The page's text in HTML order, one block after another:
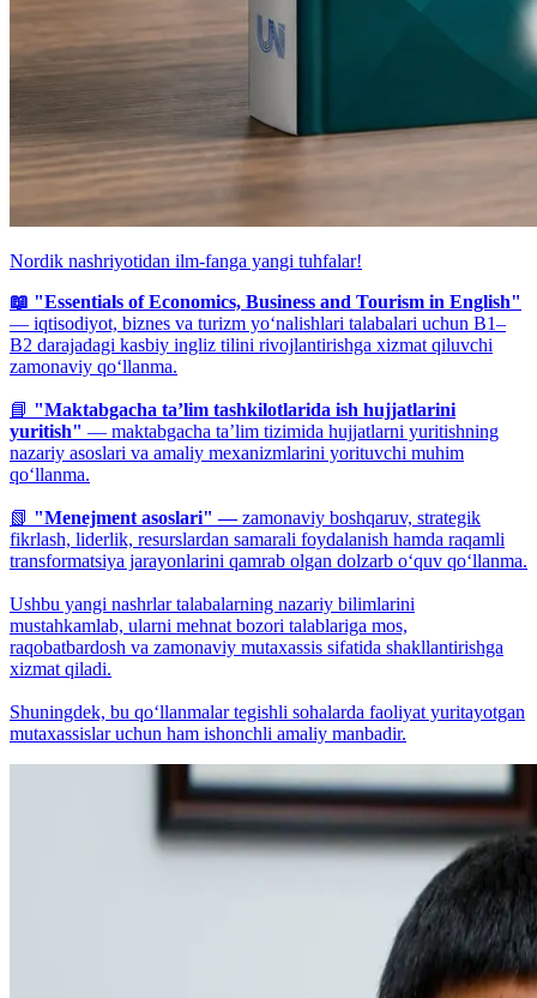
Nordik nashriyotidan ilm-fanga yangi tuhfalar!
📖 "Essentials of Economics, Business and Tourism in English"
— iqtisodiyot, biznes va turizm yo‘nalishlari talabalari uchun B1–
B2 darajadagi kasbiy ingliz tilini rivojlantirishga xizmat qiluvchi
zamonaviy qo‘llanma.
📘 "Maktabgacha ta’lim tashkilotlarida ish hujjatlarini
yuritish" — maktabgacha ta’lim tizimida hujjatlarni yuritishning
nazariy asoslari va amaliy mexanizmlarini yorituvchi muhim
qo‘llanma.
📗 "Menejment asoslari" —zamonaviy boshqaruv, strategik
fikrlash, liderlik, resurslardan samarali foydalanish hamda raqamli
transformatsiya jarayonlarini qamrab olgan dolzarb o‘quv qo‘llanma.
Ushbu yangi nashrlar talabalarning nazariy bilimlarini
mustahkamlab, ularni mehnat bozori talablariga mos,
raqobatbardosh va zamonaviy mutaxassis sifatida shakllantirishga
xizmat qiladi.
Shuningdek, bu qo‘llanmalar tegishli sohalarda faoliyat yuritayotgan
mutaxassislar uchun ham ishonchli amaliy manbadir.